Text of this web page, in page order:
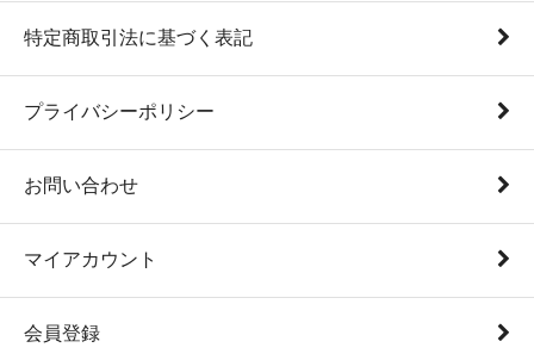
特定商取引法に基づく表記
プライバシーポリシー
お問い合わせ
マイアカウント
会員登録